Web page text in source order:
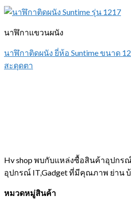
นาฬิกาแขวนผนัง
นาฬิกาติดผนัง ยี่ห้อ Suntime ขนาด
สะดุดตา
Hv shop พบกับแหล่งซื้อสินค้าอุปกร
อุปกรณ์ IT,Gadget ที่มีคุณภาพ ย่าน
หมวดหมู่สินค้า